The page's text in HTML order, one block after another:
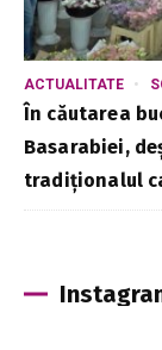
ACTUALITATE
În căutarea
Basarabiei,
tradiționalul